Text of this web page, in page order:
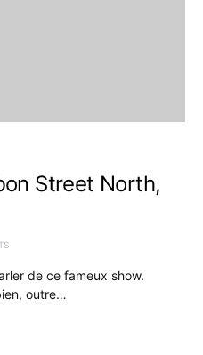
Street North,
de ce fameux show.
outre…